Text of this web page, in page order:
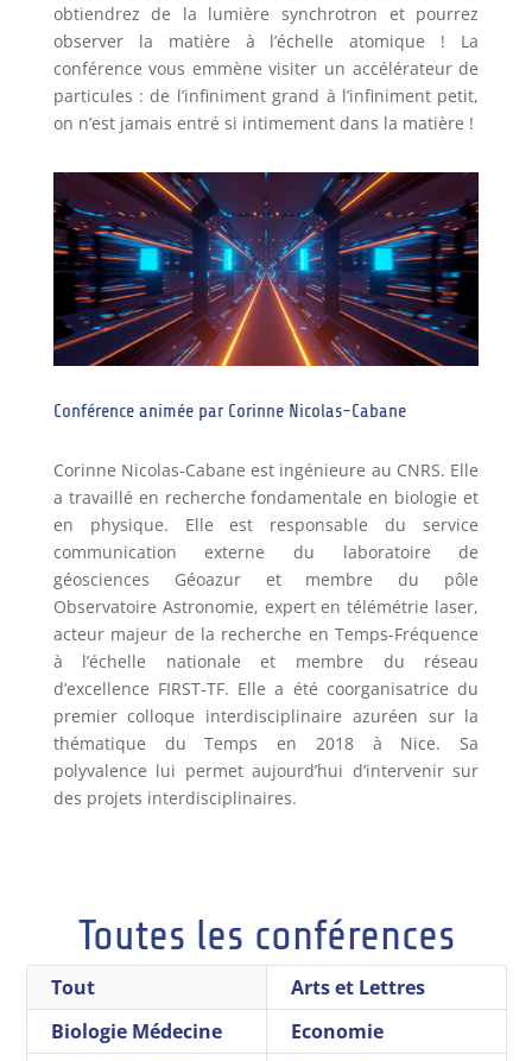
obtiendrez de la lumière synchrotron et pourrez
observer la matière à l’échelle atomique ! La
conférence vous emmène visiter un accélérateur de
particules : de l’infiniment grand à l’infiniment petit,
on n’est jamais entré si intimement dans la matière !
Conférence animée par Corinne Nicolas-Cabane
Corinne Nicolas-Cabane est ingénieure au CNRS. Elle
a travaillé en recherche fondamentale en biologie et
en physique. Elle est responsable du service
communication externe du laboratoire de
géosciences Géoazur et membre du pôle
Observatoire Astronomie, expert en télémétrie laser,
acteur majeur de la recherche en Temps-Fréquence
à l’échelle nationale et membre du réseau
d’excellence FIRST-TF. Elle a été coorganisatrice du
premier colloque interdisciplinaire azuréen sur la
thématique du Temps en 2018 à Nice. Sa
polyvalence lui permet aujourd’hui d’intervenir sur
des projets interdisciplinaires.
Toutes les conférences
Tout
Arts et Lettres
Biologie Médecine
Economie